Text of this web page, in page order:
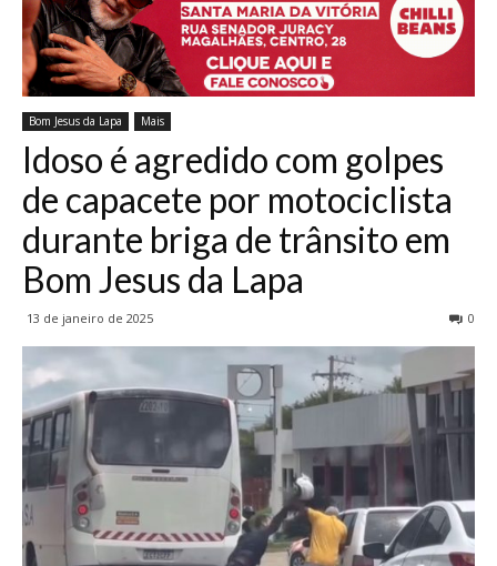
Bom Jesus da Lapa Mais
Idoso é agredido com golpes
de capacete por motociclista
durante briga de trânsito em
Bom Jesus da Lapa
13 de janeiro de 2025 0